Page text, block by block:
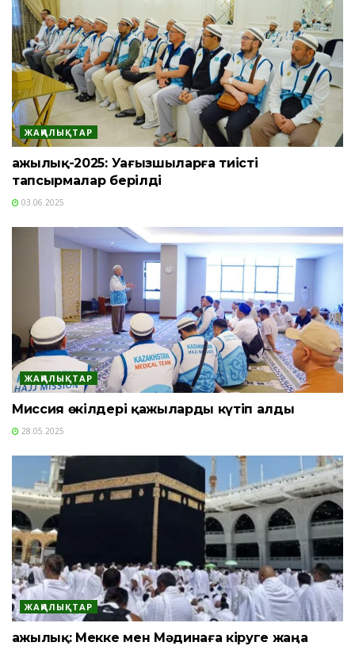
ЖАҢАЛЫҚТАР
Қажылық-2025: Уағызшыларға тиісті
тапсырмалар берілді
03.06.2025
ЖАҢАЛЫҚТАР
Миссия өкілдері қажыларды күтіп алды
28.05.2025
ЖАҢАЛЫҚТАР
Қажылық: Мекке мен Мәдинаға кіруге жаңа